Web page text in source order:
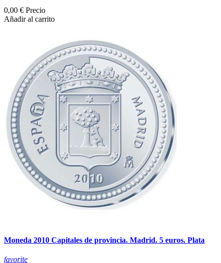
0,00 € Precio
Añadir al carrito
Moneda 2010 Capitales de provincia. Madrid. 5 euros. Plata
favorite